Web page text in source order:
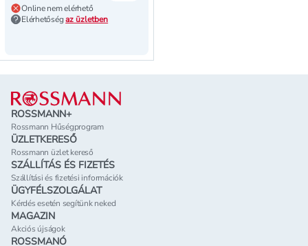
Online nem elérhető
Elérhetőségaz üzletben
Lábléc
ROSSMANN+
Rossmann Hűségprogram
ÜZLETKERESŐ
Rossmann üzlet kereső
SZÁLLÍTÁS ÉS FIZETÉS
Szállítási és fizetési információk
ÜGYFÉLSZOLGÁLAT
Kérdés esetén segítünk neked
MAGAZIN
Akciós újságok
ROSSMANÓ